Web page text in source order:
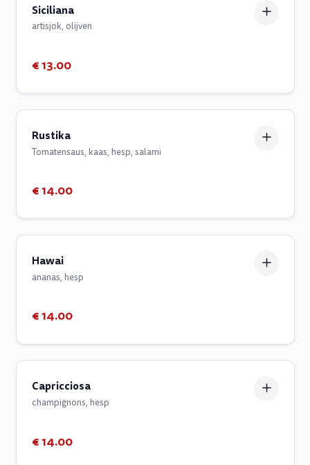
Siciliana
artisjok, olijven
€ 13.00
Rustika
Tomatensaus, kaas, hesp, salami
€ 14.00
Hawai
ananas, hesp
€ 14.00
Capricciosa
champignons, hesp
€ 14.00